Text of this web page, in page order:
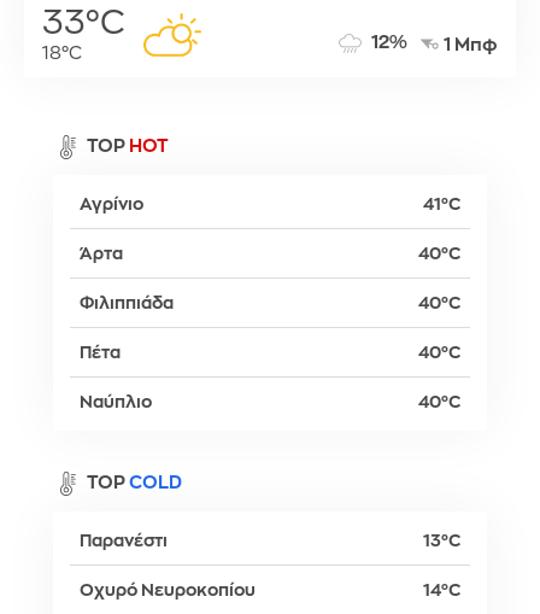
33°C
18°C
12% 1 Μπφ
TOP HOT
Αγρίνιο 41°C
Άρτα 40°C
Φιλιππιάδα 40°C
Πέτα 40°C
Ναύπλιο 40°C
TOP COLD
Παρανέστι 13°C
Οχυρό Νευροκοπίου 14°C